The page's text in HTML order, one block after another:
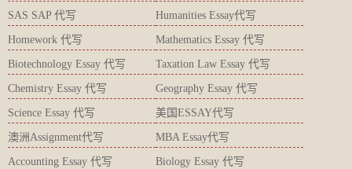
SAS SAP 代写 Humanities Essay代写
Homework 代写 Mathematics Essay 代写
Biotechnology Essay 代写 Taxation Law Essay 代写
Chemistry Essay 代写 Geography Essay 代写
Science Essay 代写 美国ESSAY代写
澳洲Assignment代写 MBA Essay代写
Accounting Essay 代写 Biology Essay 代写